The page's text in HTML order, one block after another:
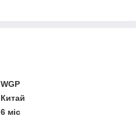
WGP
Китай
6 міс